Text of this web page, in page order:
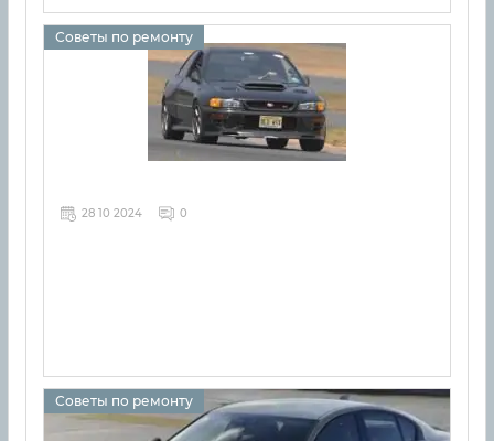
Советы по ремонту
28 10 2024 0
Советы по ремонту